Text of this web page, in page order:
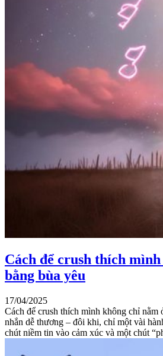
Cách để crush thích
bằng bùa yêu
17/04/2025
Cách để crush thích mình không chỉ nằm
nhắn dễ thương – đôi khi, chỉ một vài
chút niềm tin vào cảm xúc và một chút